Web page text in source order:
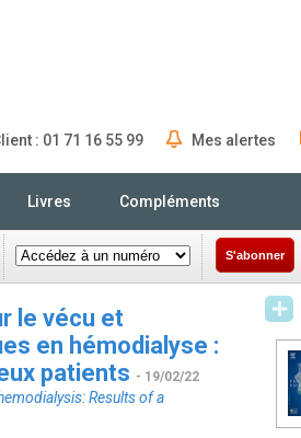
: 01 71 16 55 99 Mes alertes
Livres Compléments
S'abonner
le vécu et
en hémodialyse :
patients - 19/02/22
Results of a